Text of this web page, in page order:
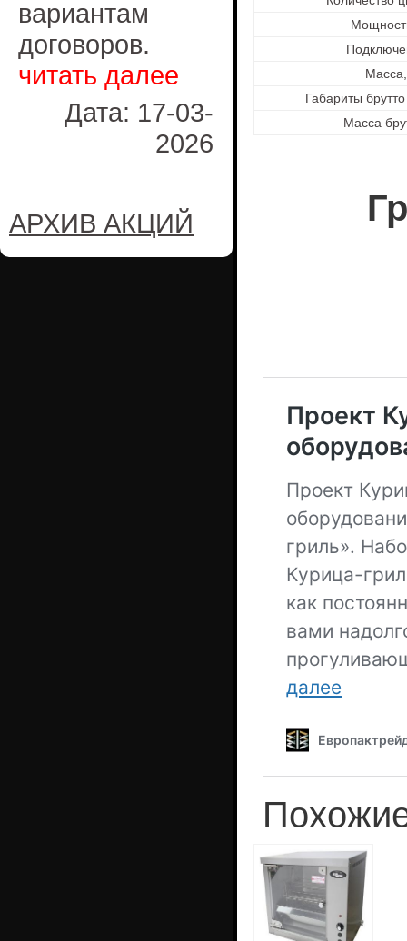
вариантам
договоров.
читать далее
Дата: 17-03-
2026
АРХИВ АКЦИЙ
Габариты
Масса